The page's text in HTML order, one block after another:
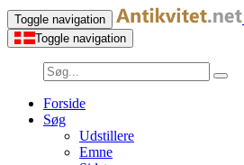
Toggle navigation
Toggle navigation
Forside
Søg
Udstillere
Emne